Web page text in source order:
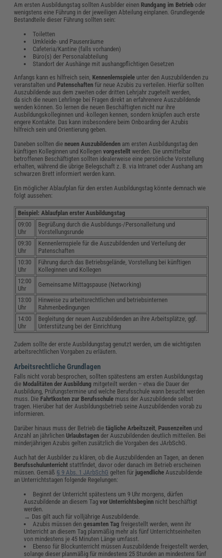
Am ersten Ausbildungstag sollten Ausbilder einen Rundgang im Betrieb oder
wenigstens eine Führung in der jeweiligen Abteilung einplanen. Grundlegende
Bestandteile dieser Führung sollten sein:
Toiletten
Umkleide- und Pausenräume
Cafeteria/Kantine (falls vorhanden)
Büro(s) der Personalabteilung
Standort der Aushänge mit aushangpflichtigen Gesetzen
Anfangs kann es hilfreich sein, Kennenlernspiele unter den Auszubildenden zu
veranstalten und Patenschaften für neue Azubis zu verteilen. Hierfür sollten
Auszubildende aus dem zweiten oder dritten Lehrjahr zugeteilt werden,
da sich die neuen Lehrlinge bei Fragen direkt an erfahrenere Auszubildende
wenden können. So lernen die neuen Beschäftigten nicht nur ihre
Ausbildungskolleginnen und -kollegen kennen, sondern knüpfen auch erste
engere Kontakte. Das kann insbesondere beim Onboarding der Azubis
hilfreich sein und Orientierung geben.
Daneben sollten dieneuen Auszubildenden am ersten Ausbildungstag den
künftigen Kolleginnen und Kollegenvorgestellt werden. Die unmittelbar
betroffenen Beschäftigten sollten idealerweise eine persönliche Vorstellung
erhalten, während die übrige Belegschaft z. B. via Intranet oder Aushang am
schwarzen Brett informiert werden kann.
Ein möglicher Ablaufplan für den ersten Ausbildungstag könnte demnach wie
folgt aussehen:
Beispiel: Ablaufplan erster Ausbildungstag
09:00
Uhr
Begrüßung durch die Ausbildungs-/Personalleitung und
Vorstellungsrunde
09:30
Uhr
Kennenlernspiele für die Auszubildenden und Verteilung der
Patenschaften
10:30
Uhr
Führung durch das Betriebsgelände, Vorstellung bei künftigen
Kolleginnen und Kollegen
12:00
Uhr
Gemeinsame Mittagspause (Networking)
13:00
Uhr
Hinweise zu arbeitsrechtlichen und betriebsinternen
Rahmenbedingungen
14:00
Uhr
Begleitung der neuen Auszubildenden an ihre Arbeitsplätze, ggf.
Unterstützung bei der Einrichtung
Zudem sollte der erste Ausbildungstag genutzt werden, um die wichtigsten
arbeitsrechtlichen Vorgaben zu erläutern.
Arbeitsrechtliche Grundlagen
Falls nicht vorab besprochen, sollten spätestens am ersten Ausbildungstag
die Modalitäten der Ausbildung mitgeteilt werden – etwa die Dauer der
Ausbildung, Prüfungstermine und welche Berufsschule wann besucht werden
muss. Die Fahrtkosten zur Berufsschule muss der Auszubildende selbst
tragen. Hierüber hat der Ausbildungsbetrieb seine Auszubildenden vorab zu
informieren.
Darüber hinaus muss der Betrieb die tägliche Arbeitszeit, Pausenzeiten und
Anzahl an jährlichen Urlaubstagen der Auszubildenden deutlich mitteilen. Bei
minderjährigen Azubis gelten zusätzlich die Vorgaben des JArbSchG.
Auch hat der Ausbilder zu klären, ob die Auszubildenden an Tagen, an denen
Berufsschulunterricht stattfindet, davor oder danach im Betrieb erscheinen
müssen. Gemäß § 9 Abs. 1 JArbSchG gelten für jugendliche Auszubildende
an Unterrichtstagen folgende Regelungen:
Beginnt der Unterricht spätestens um 9 Uhr morgens, dürfen
Auszubildende an diesem Tagvor Unterrichtsbeginn nicht beschäftigt
werden.
→ Das gilt auch für volljährige Auszubildende.
Azubis müssen den gesamten Tag freigestellt werden, wenn ihr
Unterricht an diesem Tag planmäßig mehr als fünf Unterrichtseinheiten
von mindestens je 45 Minuten Länge umfasst.
Ebenso für Blockunterricht müssen Auszubildende freigestellt werden,
solange dieser planmäßig für mindestens 25 Stunden an mindestens fünf